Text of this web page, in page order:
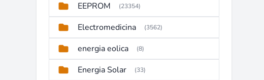
EEPROM (23354)
Electromedicina (3562)
energia eolica (8)
Energia Solar (33)